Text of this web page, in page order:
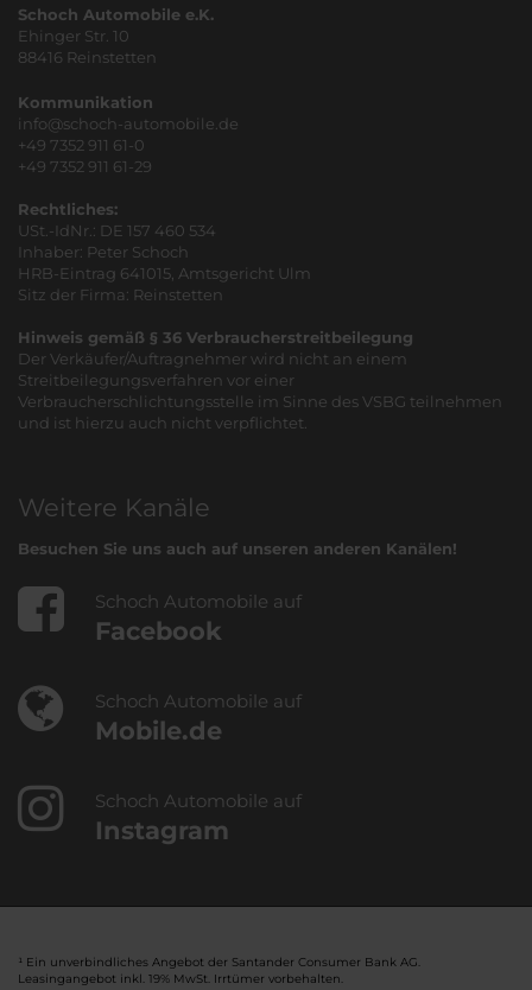
Schoch Automobile e.K.
Ehinger Str. 10
88416 Reinstetten
Kommunikation
info@schoch-automobile.de
+49 7352 911 61-0
+49 7352 911 61-29
Rechtliches:
USt.-IdNr.: DE 157 460 534
Inhaber: Peter Schoch
HRB-Eintrag 641015, Amtsgericht Ulm
Sitz der Firma: Reinstetten
Hinweis gemäß § 36 Verbraucherstreitbeilegung
Der Verkäufer/Auftragnehmer wird nicht an einem
Streitbeilegungsverfahren vor einer
Verbraucherschlichtungsstelle im Sinne des VSBG teilnehmen
und ist hierzu auch nicht verpflichtet.
Weitere Kanäle
Besuchen Sie uns auch auf unseren anderen Kanälen!
Schoch Automobile auf
Facebook
Schoch Automobile auf
Mobile.de
Schoch Automobile auf
Instagram
¹ Ein unverbindliches Angebot der Santander Consumer Bank AG.
Leasingangebot inkl. 19% MwSt. Irrtümer vorbehalten.